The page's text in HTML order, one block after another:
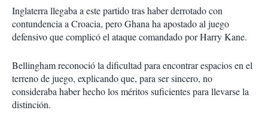
Inglaterra llegaba a este partido tras haber derrotado con
contundencia a Croacia, pero Ghana ha apostado al juego
defensivo que complicó el ataque comandado por Harry Kane.
Bellingham reconoció la dificultad para encontrar espacios en el
terreno de juego, explicando que, para ser sincero, no
consideraba haber hecho los méritos suficientes para llevarse la
distinción.